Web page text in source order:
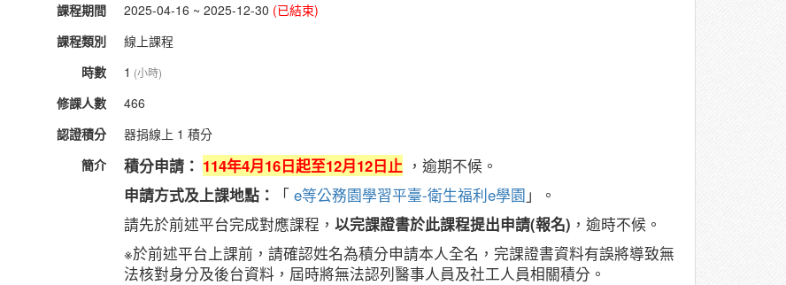
課程期間
2025-04-16 ~ 2025-12-30 (已結束)
課程類別
線上課程
時數
1 (小時)
修課人數
466
認證積分
器捐線上 1 積分
簡介
積分申請： 114年4月16日起至12月12日止，逾期不候。
申請方式及上課地點：
「 e等公務園學習平臺-衛生福利e學園 」。
請先於前述平台完成對應課程， 以完課證書於此課程提出申請(報名) ，逾時不候。
※於前述平台上課前，請確認姓名為積分申請本人全名，完課證書資料有誤將導致無
法核對身分及後台資料，屆時將無法認列醫事人員及社工人員相關積分。